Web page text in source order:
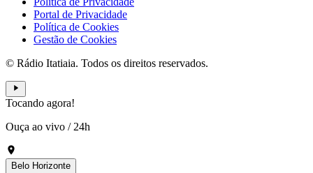
Portal de Privacidade
Política de Cookies
Gestão de Cookies
© Rádio Itatiaia. Todos os direitos reservados.
Tocando agora!
Ouça ao vivo / 24h
Belo Horizonte